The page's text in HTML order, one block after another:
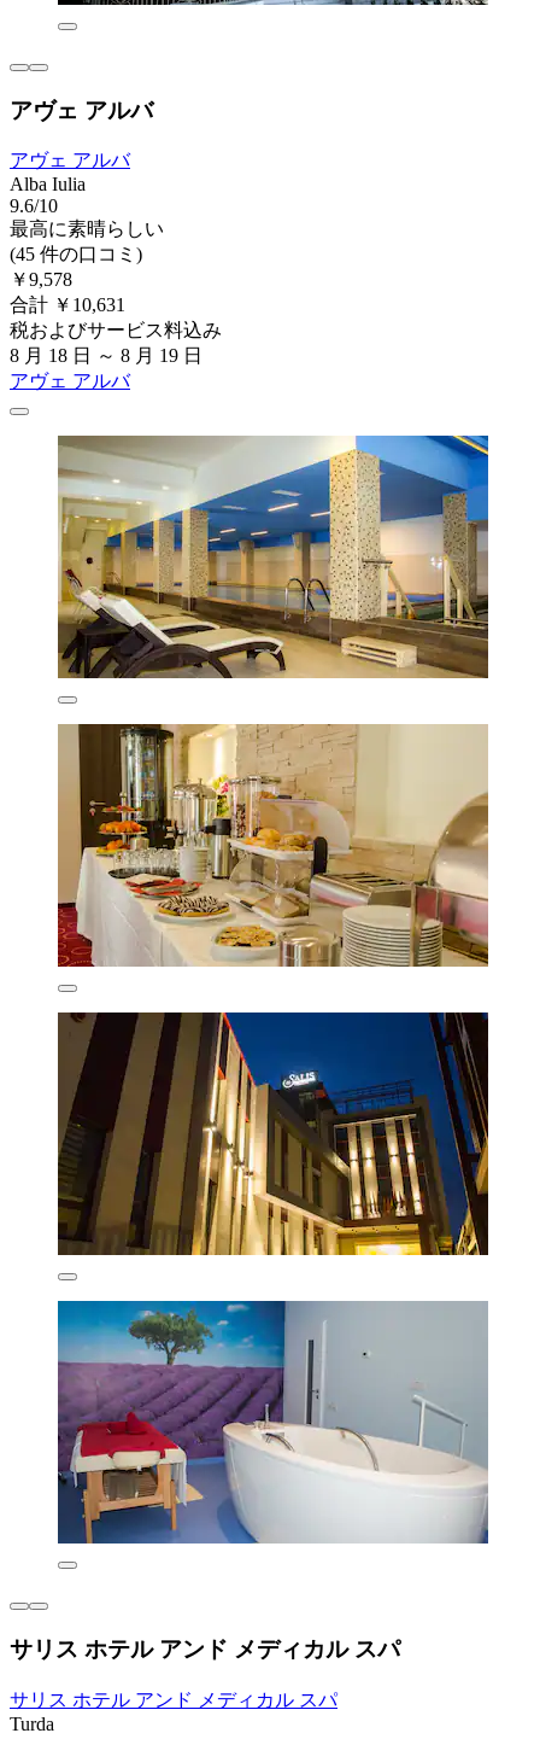
アヴェ アルバ
アヴェ アルバ
Alba Iulia
9.6/10
最高に素晴らしい
(45 件の口コミ)
￥9,578
合計 ￥10,631
税およびサービス料込み
8 月 18 日 ～ 8 月 19 日
アヴェ アルバ
サリス ホテル アンド メディカル スパ
サリス ホテル アンド メディカル スパ
Turda